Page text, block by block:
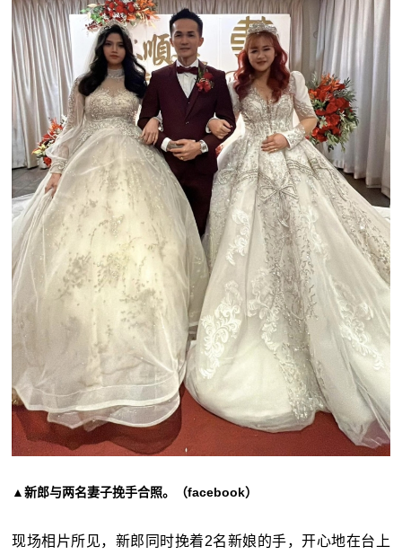
▲新郎与两名妻子挽手合照。（facebook）
现场相片所见，新郎同时挽着2名新娘的手，开心地在台上